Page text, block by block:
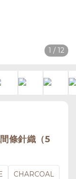
1 / 12
條針織（5
CHARCOAL